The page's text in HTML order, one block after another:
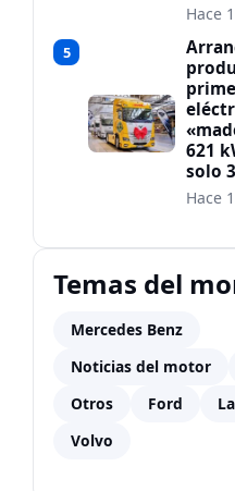
Hace
5
621
solo
Hace
Temas del
Mercedes Benz
Noticias del motor
Otros
Ford
Volvo